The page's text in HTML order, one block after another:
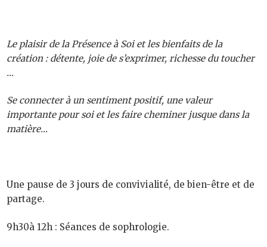
Le plaisir de la Présence à Soi et les bienfaits de la
création : détente, joie de s’exprimer, richesse du toucher
…
Se connecter à un sentiment positif, une valeur
importante pour soi et les faire cheminer jusque dans la
matière…
Une pause de 3 jours de convivialité, de bien-être et de
partage.
9h30à 12h : Séances de sophrologie.